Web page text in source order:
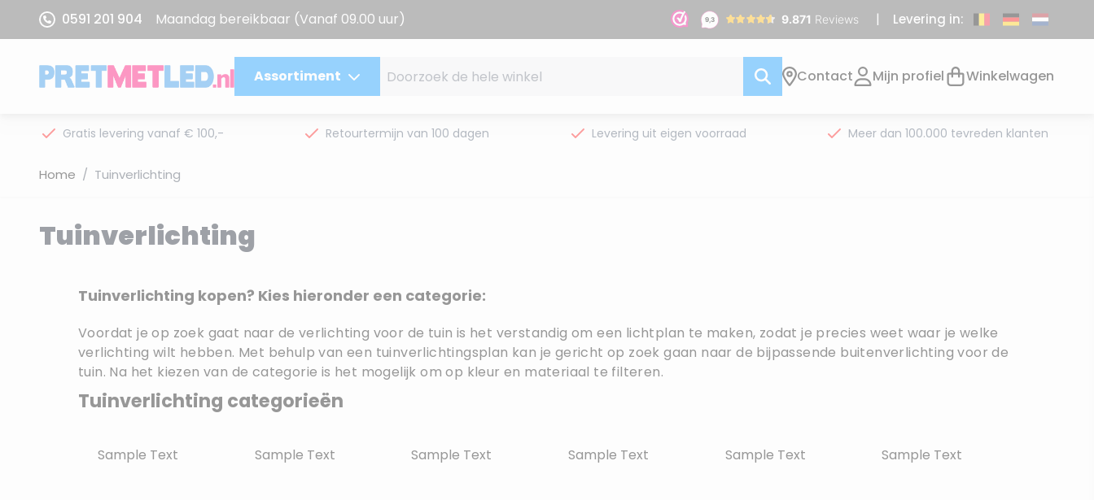
Ga naar de inhoud
0591 201 904 Maandag bereikbaar (Vanaf 09.00 uur) Levering in:
Assortiment Contact Mijn profiel Winkelwagen
Gratis levering vanaf € 100,- Retourtermijn van 100 dagen Levering uit eigen voorraad Meer dan 100.000 tevreden klanten
Home / Tuinverlichting
Tuinverlichting
Tuinverlichting kopen? Kies hieronder een categorie:
Voordat je op zoek gaat naar de verlichting voor de tuin is het verstandig om een lichtplan te maken, zodat je precies weet waar je welke
verlichting wilt hebben. Met behulp van een tuinverlichtingsplan kan je gericht op zoek gaan naar de bijpassende buitenverlichting voor de
tuin. Na het kiezen van de categorie is het mogelijk om op kleur en materiaal te filteren.
Tuinverlichting categorieën
Sample Text Sample Text Sample Text Sample Text Sample Text Sample Text